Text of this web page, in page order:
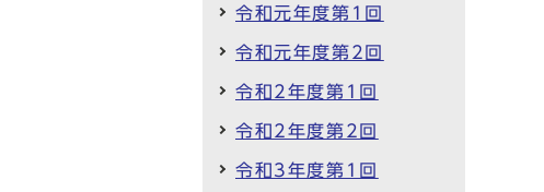
令和元年度第1回
令和元年度第2回
令和2年度第1回
令和2年度第2回
令和3年度第1回